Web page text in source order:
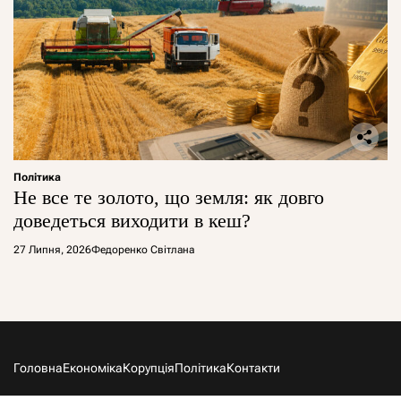
Політика
Не все те золото, що земля: як довго
доведеться виходити в кеш?
27 Липня, 2026Федоренко Світлана
ГоловнаЕкономікаКорупціяПолітикаКонтакти